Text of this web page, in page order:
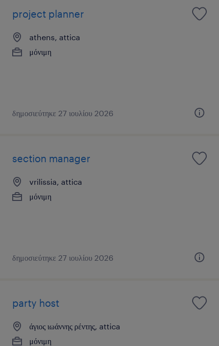
project planner
athens, attica
μόνιμη
δημοσιεύτηκε 27 ιουλίου 2026
section manager
vrilissia, attica
μόνιμη
δημοσιεύτηκε 27 ιουλίου 2026
party host
άγιος ιωάννης ρέντης, attica
μόνιμη